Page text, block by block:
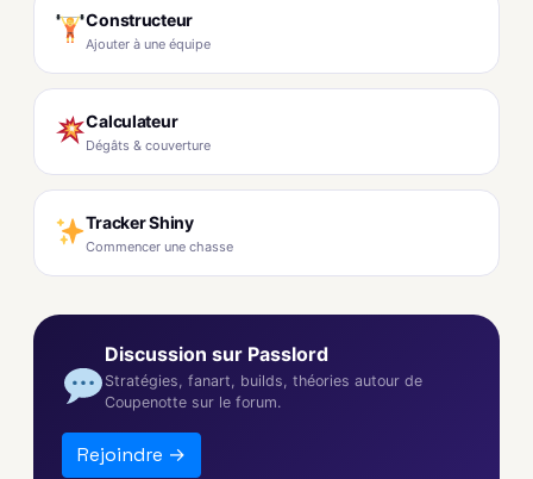
Constructeur
Ajouter à une équipe
Calculateur
Dégâts & couverture
Tracker Shiny
Commencer une chasse
Discussion sur Passlord
Stratégies, fanart, builds, théories autour de
Coupenotte sur le forum.
Rejoindre →